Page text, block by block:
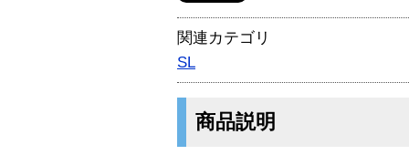
関連カテゴリ
SL
商品説明